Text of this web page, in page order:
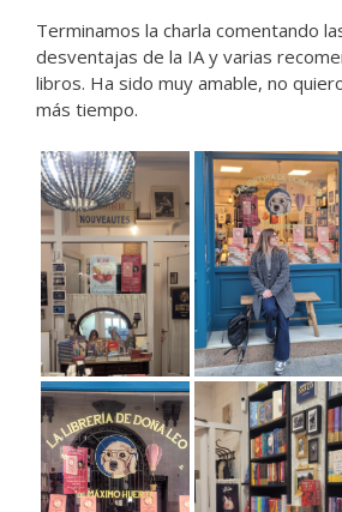
Terminamos la charla comentando
desventajas de la IA y varias
libros. Ha sido muy amable, no
más tiempo.